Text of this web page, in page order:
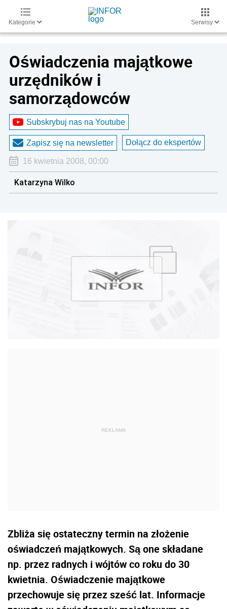
Kategorie Serwisy
Oświadczenia majątkowe
urzędników i
samorządowców
Subskrybuj nas na Youtube
Zapisz się na newsletter Dołącz do ekspertów
16 kwietnia 2008, 00:00
Katarzyna Wilko
Zbliża się ostateczny termin na złożenie
oświadczeń majątkowych. Są one składane
np. przez radnych i wójtów co roku do 30
kwietnia. Oświadczenie majątkowe
przechowuje się przez sześć lat. Informacje